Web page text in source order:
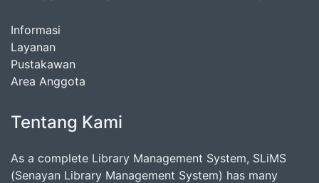
Informasi
Layanan
Pustakawan
Area Anggota
Tentang Kami
As a complete Library Management System, SLiMS
(Senayan Library Management System) has many